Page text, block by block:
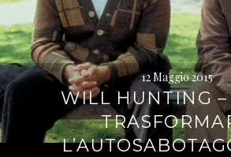
12 Maggio 2015
WILL HUNTING –